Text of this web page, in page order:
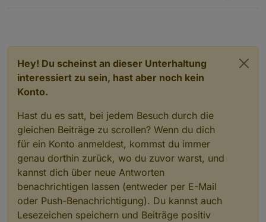
Hey! Du scheinst an dieser Unterhaltung
interessiert zu sein, hast aber noch kein
Konto.
Hast du es satt, bei jedem Besuch durch die
gleichen Beiträge zu scrollen? Wenn du dich
für ein Konto anmeldest, kommst du immer
genau dorthin zurück, wo du zuvor warst, und
kannst dich über neue Antworten
benachrichtigen lassen (entweder per E-Mail
oder Push-Benachrichtigung). Du kannst auch
Lesezeichen speichern und Beiträge positiv